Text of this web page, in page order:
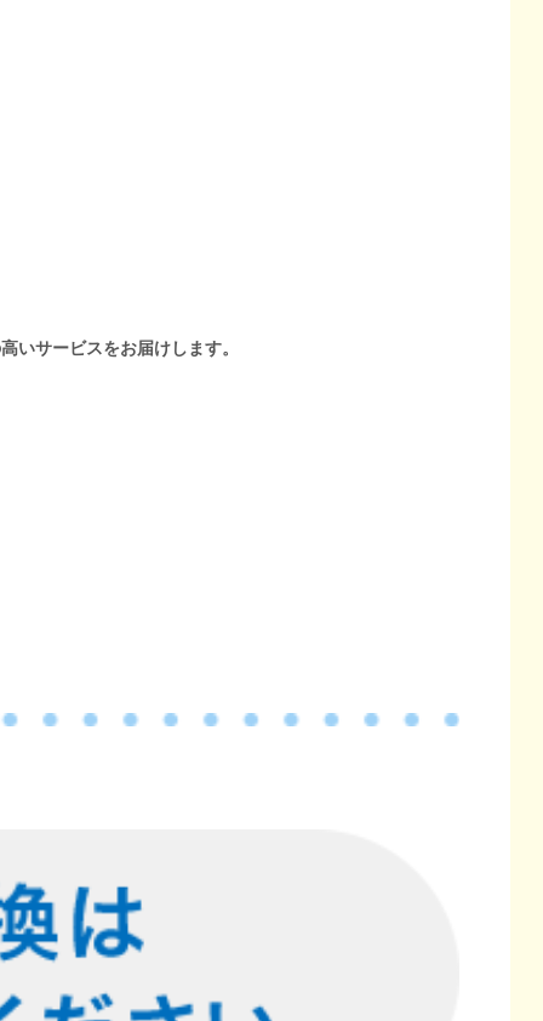
いサービスをお届けします。